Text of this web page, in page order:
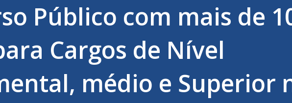
Público com mais de
Cargos de Nível
médio e Superior